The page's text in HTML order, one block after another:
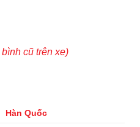
cũ trên xe)
Hàn Quốc